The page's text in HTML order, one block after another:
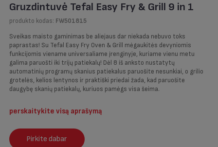
Gruzdintuvė Tefal Easy Fry & Grill 9 in 1
produkto kodas: FW501815
Sveikas maisto gaminimas be aliejaus dar niekada nebuvo toks
paprastas! Su Tefal Easy Fry Oven & Grill mėgaukitės devyniomis
funkcijomis viename universaliame įrenginyje, kuriame vienu metu
galima paruošti iki trijų patiekalų! Dėl 8 iš anksto nustatytų
automatinių programų skanius patiekalus paruošite nesunkiai, o grilio
grotelės, kelios lentynos ir praktiški priedai žada, kad paruošite
daugybę skanių patiekalų, kuriuos pamėgs visa šeima.
perskaitykite visą aprašymą
Pirkite dabar